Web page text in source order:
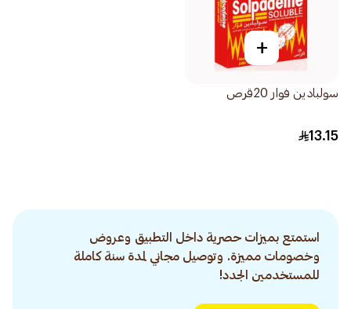
+
سولبادين فوار 20قرص
13.15
استمتع بميزات حصرية داخل التطبيق وعروض
وخصومات مميزة. وتوصيل مجاني لمدة سنة كاملة
للمستخدمين الجدد!